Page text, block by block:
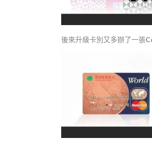
後來升級卡別又多辦了一張